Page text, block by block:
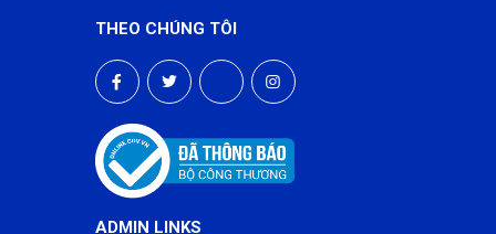
THEO CHÚNG TÔI
ADMIN LINKS